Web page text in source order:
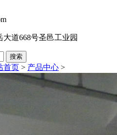
道668号圣邑工业园
首页 > 产品中心 >